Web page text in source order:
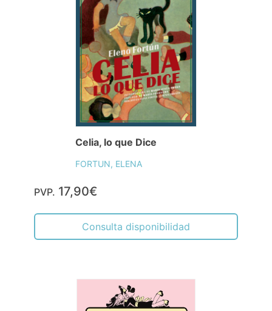
Celia, lo que Dice
FORTUN, ELENA
PVP. 17,90€
Consulta disponibilidad